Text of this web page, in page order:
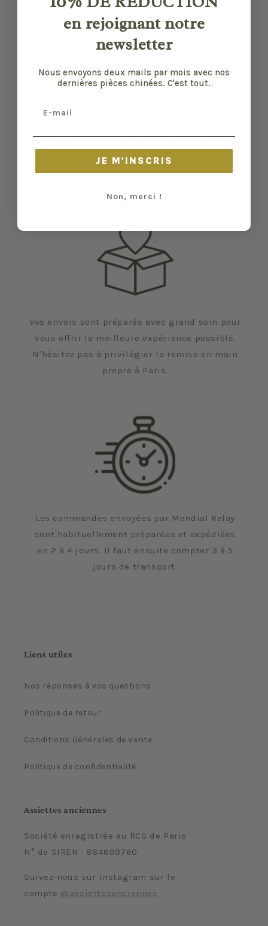
Nos pièces sont sélectionnées pour leur bon
et certaines traces du temps peuvent nous
échapper.
Vos envois sont préparés avec grand soin pour
vous offrir la meilleure expérience possible.
N'hésitez pas à privilégier la remise en main
propre à Paris.
Les commandes envoyées par Mondial Relay
sont habituellement préparées et expédiées
en 2 à 4 jours. Il faut ensuite compter 3 à 5
jours de transport.
Liens utiles
Nos réponses à vos questions
Politique de retour
Conditions Générales de Vente
Politique de confidentialité
Assiettes anciennes
Société enregistrée au RCS de Paris
N° de SIREN : 884699760
Suivez-nous sur Instagram sur le
compte @assiettesanciennes
en rejoignant notre
newsletter
Nous envoyons deux mails par mois avec nos
dernières pièces chinées. C'est tout.
JE M'INSCRIS
Non, merci !